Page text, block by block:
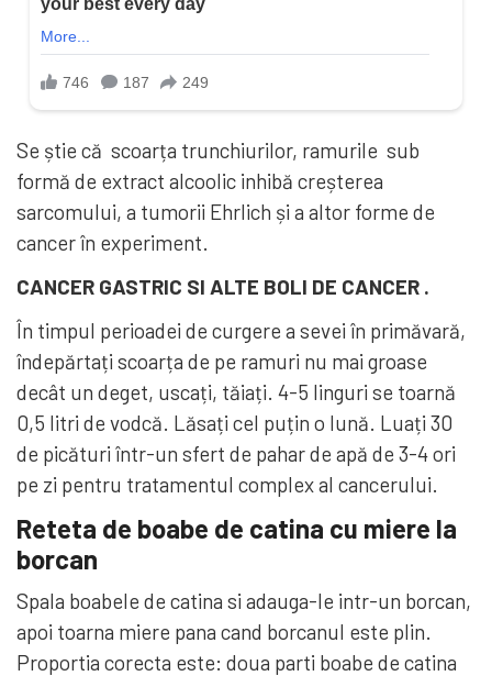
Se știe că scoarța trunchiurilor, ramurile sub
formă de extract alcoolic inhibă creșterea
sarcomului, a tumorii Ehrlich și a altor forme de
cancer în experiment.
CANCER GASTRIC SI ALTE BOLI DE CANCER .
În timpul perioadei de curgere a sevei în primăvară,
îndepărtați scoarța de pe ramuri nu mai groase
decât un deget, uscați, tăiați. 4-5 linguri se toarnă
0,5 litri de vodcă. Lăsați cel puțin o lună. Luați 30
de picături într-un sfert de pahar de apă de 3-4 ori
pe zi pentru tratamentul complex al cancerului.
Reteta de boabe de catina cu miere la
borcan
Spala boabele de catina si adauga-le intr-un borcan,
apoi toarna miere pana cand borcanul este plin.
Proportia corecta este: doua parti boabe de catina